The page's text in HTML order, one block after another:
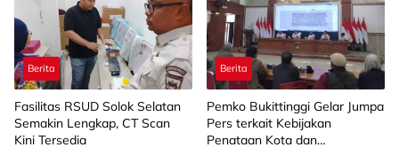
Berita
Fasilitas RSUD Solok Selatan
Semakin Lengkap, CT Scan
Kini Tersedia
Berita
Pemko Bukittinggi Gelar Jumpa
Pers terkait Kebijakan
Penataan Kota dan